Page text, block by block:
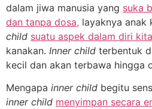
dalam jiwa manusia yang suka
dan tanpa dosa, layaknya anak
child suatu aspek dalam diri kita
kanakan. Inner child terbentuk
kecil dan akan terbawa hingga
Mengapa inner child begitu
inner child menyimpan secara